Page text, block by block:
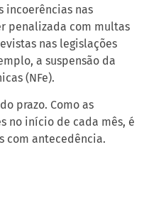
incoerências nas
penalizada com multas
nas legislações
a suspensão da
(NFe).
prazo. Como as
no início de cada mês, é
com antecedência.